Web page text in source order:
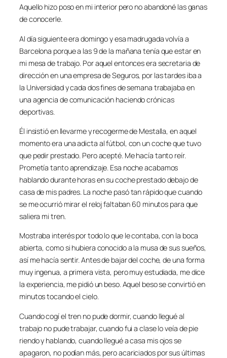
Aquello hizo poso en mi interior pero no abandoné las ganas
de conocerle.
Al día siguiente era domingo y esa madrugada volvía a
Barcelona porque a las 9 de la mañana tenía que estar en
mi mesa de trabajo. Por aquel entonces era secretaria de
dirección en una empresa de Seguros, por las tardes iba a
la Universidad y cada dos fines de semana trabajaba en
una agencia de comunicación haciendo crónicas
deportivas.
Él insistió en llevarme y recogerme de Mestalla, en aquel
momento era una adicta al fútbol, con un coche que tuvo
que pedir prestado. Pero acepté. Me hacía tanto reír.
Prometía tanto aprendizaje. Esa noche acabamos
hablando durante horas en su coche prestado debajo de
casa de mis padres. La noche pasó tan rápido que cuando
se me ocurrió mirar el reloj faltaban 60 minutos para que
saliera mi tren.
Mostraba interés por todo lo que le contaba, con la boca
abierta, como si hubiera conocido a la musa de sus sueños,
así me hacía sentir. Antes de bajar del coche, de una forma
muy ingenua, a primera vista, pero muy estudiada, me dice
la experiencia, me pidió un beso. Aquel beso se convirtió en
minutos tocando el cielo.
Cuando cogí el tren no pude dormir, cuando llegué al
trabajo no pude trabajar, cuando fui a clase lo veía de pie
riendo y hablando, cuando llegué a casa mis ojos se
apagaron, no podían más, pero acariciados por sus últimas